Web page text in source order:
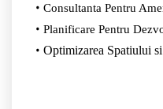
Consultanta Pentru
Planificare Pentru
Optimizarea Spatiului